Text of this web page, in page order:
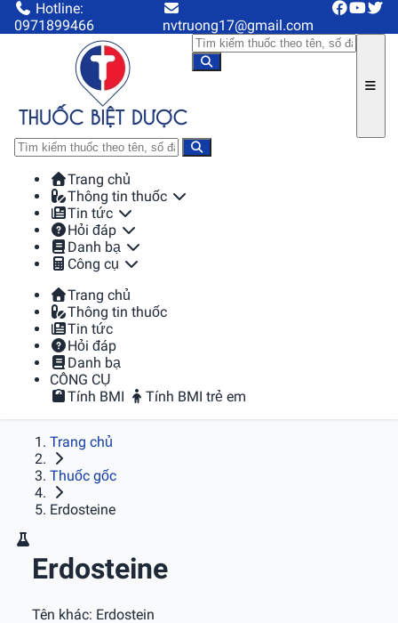
Hotline:
0971899466
nvtruong17@gmail.com
Trang chủ
Thông tin thuốc
Tin tức
Hỏi đáp
Danh bạ
Công cụ
Trang chủ
Thông tin thuốc
Tin tức
Hỏi đáp
Danh bạ
CÔNG CỤ
Tính BMI
Tính BMI trẻ em
Trang chủ
Thuốc gốc
Erdosteine
Erdosteine
Tên khác: Erdostein